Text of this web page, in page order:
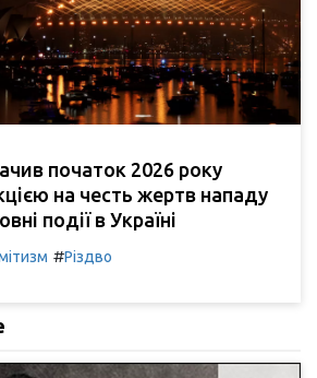
початок 2026 року
на честь жертв нападу
події в Україні
#Різдво